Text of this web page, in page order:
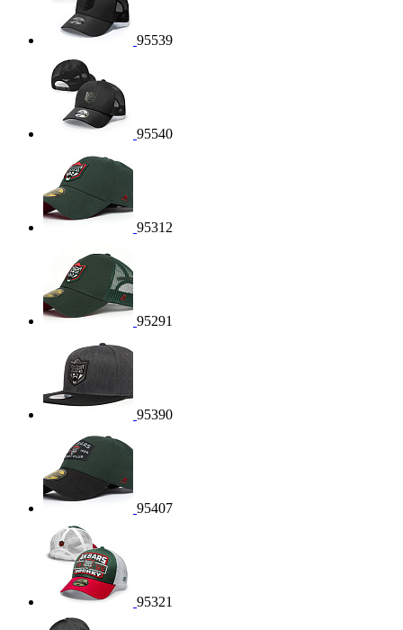
95539
95540
95312
95291
95390
95407
95321